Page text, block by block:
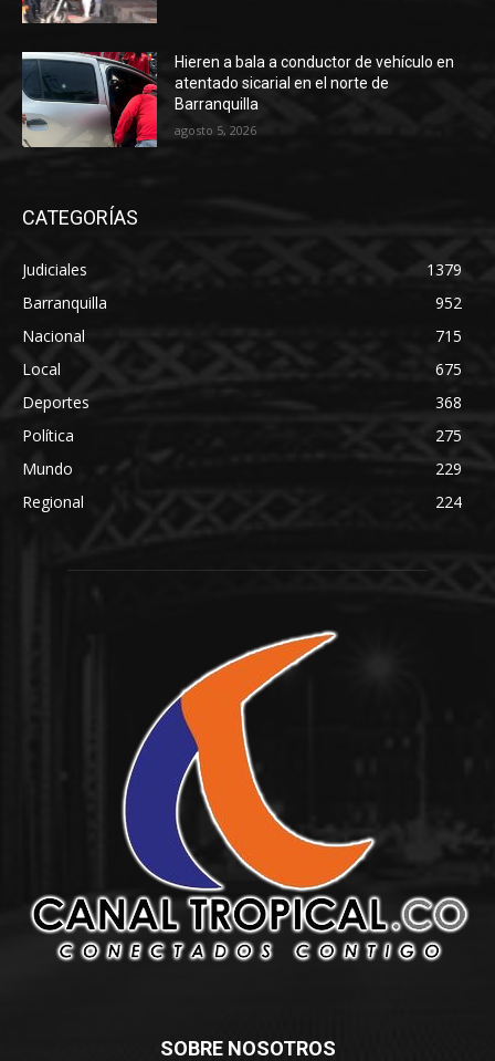
Hieren a bala a conductor de vehículo en
atentado sicarial en el norte de
Barranquilla
agosto 5, 2026
CATEGORÍAS
Judiciales
1379
Barranquilla
952
Nacional
715
Local
675
Deportes
368
Política
275
Mundo
229
Regional
224
SOBRE NOSOTROS